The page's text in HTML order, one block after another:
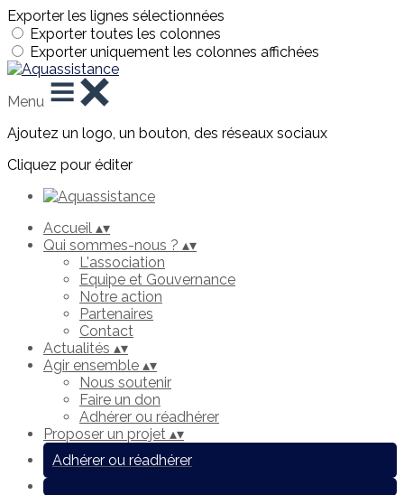
Exporter les lignes sélectionnées
Exporter toutes les colonnes
Exporter uniquement les colonnes affichées
Menu
Ajoutez un logo, un bouton, des réseaux sociaux
Cliquez pour éditer
Accueil ▴▾
Qui sommes-nous ? ▴▾
L'association
Equipe et Gouvernance
Notre action
Partenaires
Contact
Actualités ▴▾
Agir ensemble ▴▾
Nous soutenir
Faire un don
Adhérer ou réadhérer
Proposer un projet ▴▾
Adhérer ou réadhérer